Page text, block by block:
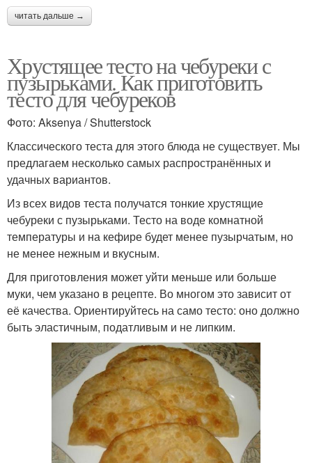
читать дальше →
Хрустящее тесто на чебуреки с
пузырьками. Как приготовить
тесто для чебуреков
Фото: Aksenya / Shutterstock
Классического теста для этого блюда не существует. Мы
предлагаем несколько самых распространённых и
удачных вариантов.
Из всех видов теста получатся тонкие хрустящие
чебуреки с пузырьками. Тесто на воде комнатной
температуры и на кефире будет менее пузырчатым, но
не менее нежным и вкусным.
Для приготовления может уйти меньше или больше
муки, чем указано в рецепте. Во многом это зависит от
её качества. Ориентируйтесь на само тесто: оно должно
быть эластичным, податливым и не липким.